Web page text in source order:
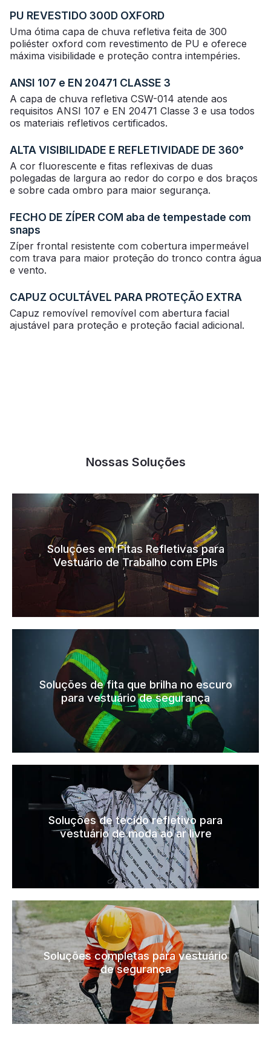
PU REVESTIDO 300D OXFORD
Uma ótima capa de chuva refletiva feita de 300
poliéster oxford com revestimento de PU e oferece
máxima visibilidade e proteção contra intempéries.
ANSI 107 e EN 20471 CLASSE 3
A capa de chuva refletiva CSW-014 atende aos
requisitos ANSI 107 e EN 20471 Classe 3 e usa todos
os materiais refletivos certificados.
ALTA VISIBILIDADE E REFLETIVIDADE DE 360°
A cor fluorescente e fitas reflexivas de duas
polegadas de largura ao redor do corpo e dos braços
e sobre cada ombro para maior segurança.
FECHO DE ZÍPER COM aba de tempestade com
snaps
Zíper frontal resistente com cobertura impermeável
com trava para maior proteção do tronco contra água
e vento.
CAPUZ OCULTÁVEL PARA PROTEÇÃO EXTRA
Capuz removível removível com abertura facial
ajustável para proteção e proteção facial adicional.
Nossas Soluções
Soluções em Fitas Refletivas para
Vestuário de Trabalho com EPIs
Soluções de fita que brilha no escuro
para vestuário de segurança
Soluções de tecido refletivo para
vestuário de moda ao ar livre
Soluções completas para vestuário
de segurança